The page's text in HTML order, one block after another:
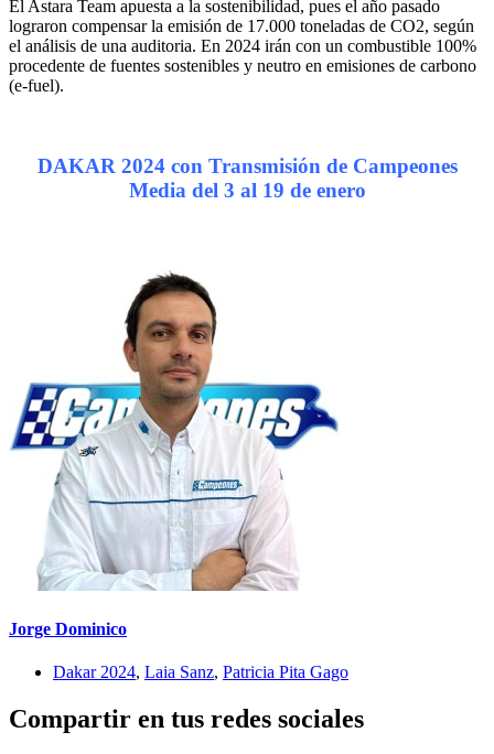
El Astara Team apuesta a la sostenibilidad, pues el año pasado
lograron compensar la emisión de 17.000 toneladas de CO2, según
el análisis de una auditoria. En 2024 irán con un combustible 100%
procedente de fuentes sostenibles y neutro en emisiones de carbono
(e-fuel).
DAKAR 2024 con Transmisión de Campeones
Media del 3 al 19 de enero
Jorge Dominico
Dakar 2024, Laia Sanz, Patricia Pita Gago
Compartir en tus redes sociales